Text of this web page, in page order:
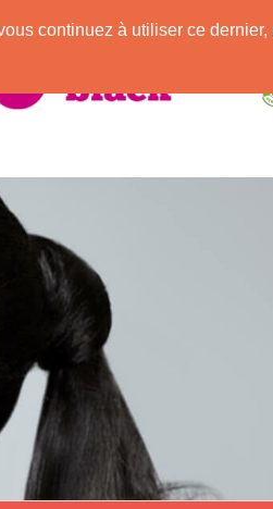
continuez à utiliser ce